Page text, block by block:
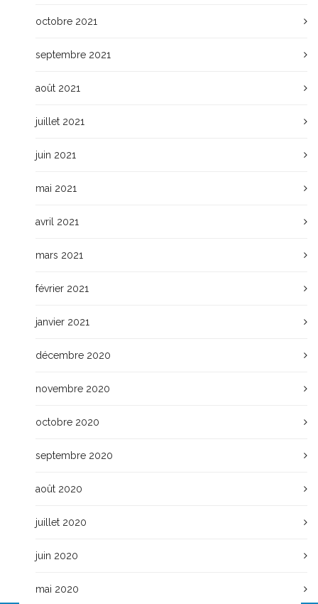
octobre 2021
septembre 2021
août 2021
juillet 2021
juin 2021
mai 2021
avril 2021
mars 2021
février 2021
janvier 2021
décembre 2020
novembre 2020
octobre 2020
septembre 2020
août 2020
juillet 2020
juin 2020
mai 2020